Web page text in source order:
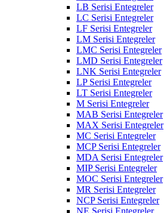
LB Serisi Entegreler
LC Serisi Entegreler
LF Serisi Entegreler
LM Serisi Entegreler
LMC Serisi Entegreler
LMD Serisi Entegreler
LNK Serisi Entegreler
LP Serisi Entegreler
LT Serisi Entegreler
M Serisi Entegreler
MAB Serisi Entegreler
MAX Serisi Entegreler
MC Serisi Entegreler
MCP Serisi Entegreler
MDA Serisi Entegreler
MIP Serisi Entegreler
MOC Serisi Entegreler
MR Serisi Entegreler
NCP Serisi Entegreler
NE Serisi Entegreler